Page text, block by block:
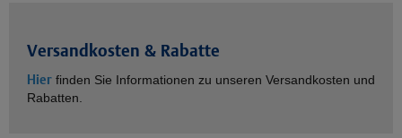
Versandkosten & Rabatte
Hier finden Sie Informationen zu unseren Versandkosten und
Rabatten.